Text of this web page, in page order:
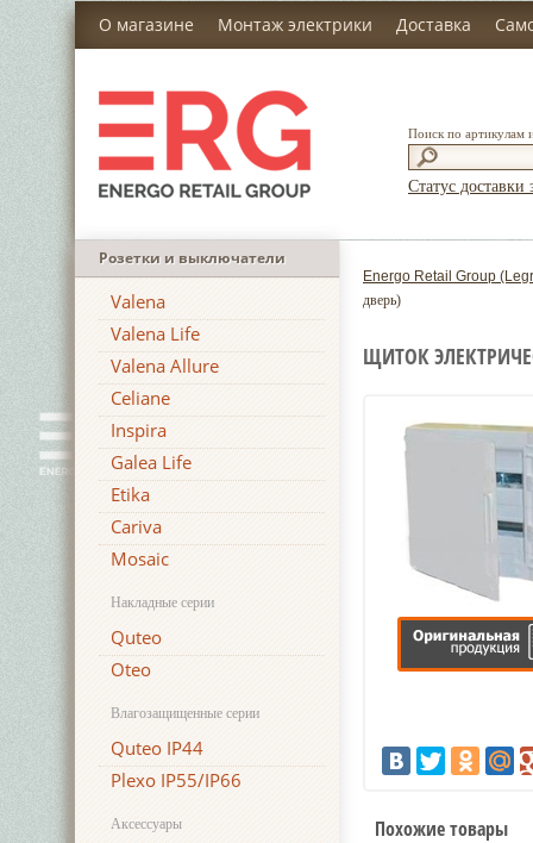
О магазине Монтаж электрики Доставка
Поиск по артикулам
Статус доставки
Розетки и выключатели
Valena
Valena Life
Valena Allure
Celiane
Inspira
Galea Life
Etika
Cariva
Mosaic
Накладные серии
Quteo
Oteo
Влагозащищенные серии
Quteo IP44
Plexo IP55/IP66
Аксессуары
Energo Retail Group
дверь)
ЩИТОК
Похожие товары